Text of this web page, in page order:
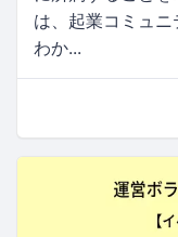
は、起業コミュ
わか...